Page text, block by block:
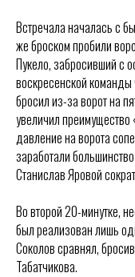
Встречала началась с
же броском пробили
Пукело, забросивший с
воскресенской
бросил из-за ворот на
увеличил
давление на ворота
заработали
Станислав Яровой
Во второй 20-минутке,
был реализован лишь
Соколов сравнял,
Табатчикова.